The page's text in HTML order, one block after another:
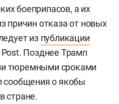
боеприпасов, а их
причин отказа от новых
из публикации
Позднее Трамп
тюремными сроками
сообщения о якобы
стране.